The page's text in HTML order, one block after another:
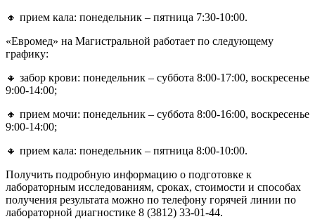
🔸 прием кала: понедельник – пятница 7:30-10:00.
«Евромед» на Магистральной работает по следующему
графику:
🔸 забор крови: понедельник – суббота 8:00-17:00, воскресенье
9:00-14:00;
🔸 прием мочи: понедельник – суббота 8:00-16:00, воскресенье
9:00-14:00;
🔸 прием кала: понедельник – пятница 8:00-10:00.
Получить подробную информацию о подготовке к
лабораторным исследованиям, сроках, стоимости и способах
получения результата можно по телефону горячей линии по
лабораторной диагностике 8 (3812) 33-01-44.